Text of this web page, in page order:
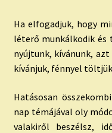
Ha elfogadjuk, hogy
léterő munkálkodik és
nyújtunk, kívánunk,
kívánjuk, fénnyel
Hatásosan
nap témájával oly
valakiről beszélsz,